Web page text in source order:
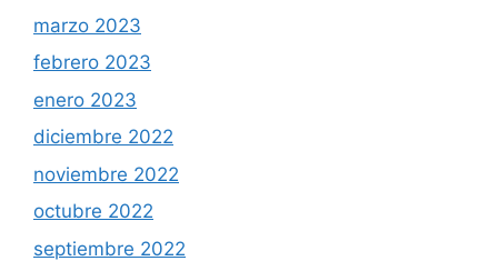
marzo 2023
febrero 2023
enero 2023
diciembre 2022
noviembre 2022
octubre 2022
septiembre 2022